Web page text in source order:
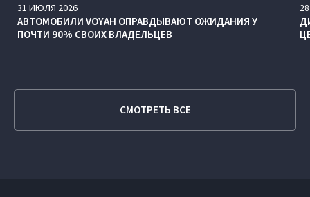
31 ИЮЛЯ 2026
АВТОМОБИЛИ VOYAH ОПРАВДЫВАЮТ ОЖИДАНИЯ У
ПОЧТИ 90% СВОИХ ВЛАДЕЛЬЦЕВ
28
СМОТРЕТЬ ВСЕ